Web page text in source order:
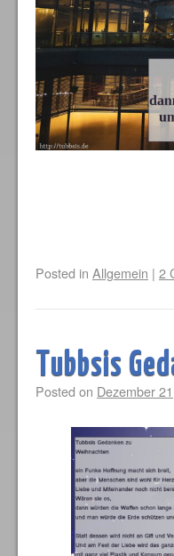
Posted in Allgemein | 2
Tubbsis
Posted on Dezember